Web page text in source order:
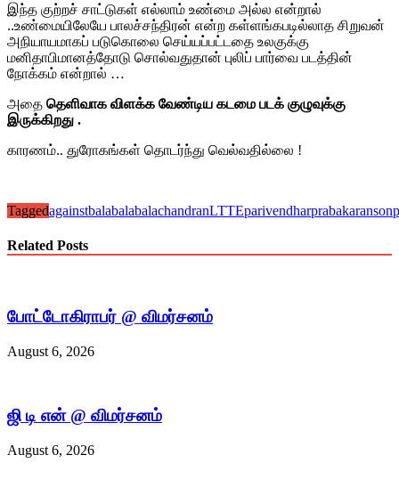
இந்த குற்றச் சாட்டுகள் எல்லாம் உண்மை அல்ல என்றால்
..உண்மையிலேயே பாலச்சந்திரன் என்ற கள்ளங்கபடில்லாத சிறுவன்
அநியாயமாகப் படுகொலை செய்யப்பட்டதை உலகுக்கு
மனிதாபிமானத்தோடு சொல்வதுதான் புலிப் பார்வை படத்தின்
நோக்கம் என்றால் …
அதை தெளிவாக விளக்க வேண்டிய கடமை படக் குழுவுக்கு
இருக்கிறது .
காரணம்.. துரோகங்கள் தொடர்ந்து வெல்வதில்லை !
TaggedagainstbalabalabalachandranLTTEparivendharprabakaranson
Related Posts
போட்டோகிராபர் @ விமர்சனம்
August 6, 2026
ஜி டி என் @ விமர்சனம்
August 6, 2026